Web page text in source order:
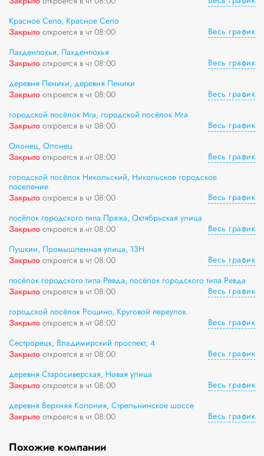
Красное Село, Красное Село
Закрыто откроется в чт 08:00
Весь график
Лахденпохья, Лахденпохья
Закрыто откроется в чт 08:00
Весь график
деревня Пеники, деревня Пеники
Закрыто откроется в чт 08:00
Весь график
городской посёлок Мга, городской посёлок Мга
Закрыто откроется в чт 08:00
Весь график
Олонец, Олонец
Закрыто откроется в чт 08:00
Весь график
городской посёлок Никольский, Никольское городское
поселение
Закрыто откроется в чт 08:00
Весь график
посёлок городского типа Пряжа, Октябрьская улица
Закрыто откроется в чт 08:00
Весь график
Пушкин, Промышленная улица, 13Н
Закрыто откроется в чт 08:00
Весь график
посёлок городского типа Ревда, посёлок городского типа Ревда
Закрыто откроется в чт 08:00
Весь график
городской посёлок Рощино, Круговой переулок
Закрыто откроется в чт 08:00
Весь график
Сестрорецк, Владимирский проспект, 4
Закрыто откроется в чт 08:00
Весь график
деревня Старосиверская, Новая улица
Закрыто откроется в чт 08:00
Весь график
деревня Верхняя Колония, Стрельнинское шоссе
Закрыто откроется в чт 08:00 Весь график
Похожие компании